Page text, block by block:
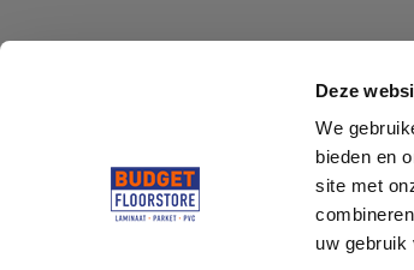
Deze
We
bieden en
site met
uw gebruik